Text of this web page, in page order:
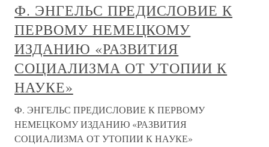
Ф. ЭНГЕЛЬС ПРЕДИСЛОВИЕ К
ПЕРВОМУ НЕМЕЦКОМУ
ИЗДАНИЮ «РАЗВИТИЯ
СОЦИАЛИЗМА ОТ УТОПИИ К
НАУКЕ»
Ф. ЭНГЕЛЬС ПРЕДИСЛОВИЕ К ПЕРВОМУ
НЕМЕЦКОМУ ИЗДАНИЮ «РАЗВИТИЯ
СОЦИАЛИЗМА ОТ УТОПИИ К НАУКЕ»